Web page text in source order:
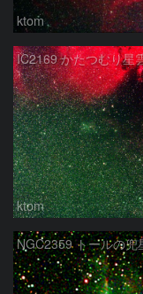
ktom
ktom